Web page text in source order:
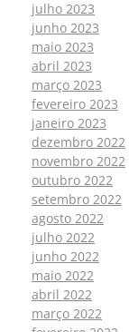
julho 2023
junho 2023
maio 2023
abril 2023
março 2023
fevereiro 2023
janeiro 2023
dezembro 2022
novembro 2022
outubro 2022
setembro 2022
agosto 2022
julho 2022
junho 2022
maio 2022
abril 2022
março 2022